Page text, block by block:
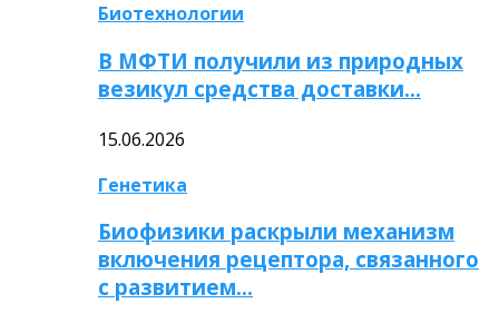
Биотехнологии
В МФТИ получили из природных
везикул средства доставки…
15.06.2026
Генетика
Биофизики раскрыли механизм
включения рецептора, связанного
с развитием…